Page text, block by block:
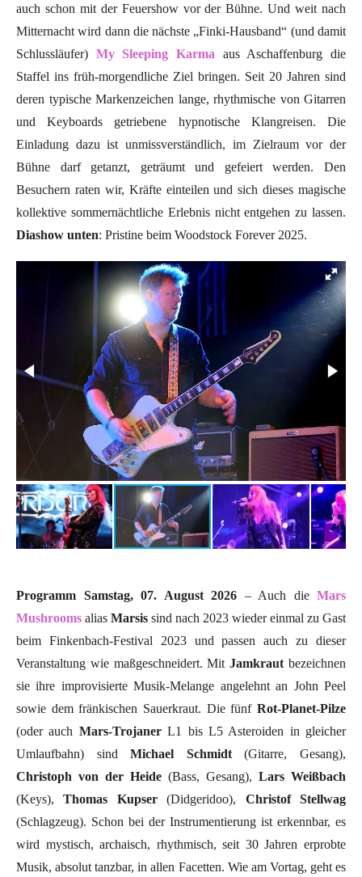
auch schon mit der Feuershow vor der Bühne. Und weit nach
Mitternacht wird dann die nächste „Finki-Hausband“ (und damit
Schlussläufer) My Sleeping Karma aus Aschaffenburg die
Staffel ins früh-morgendliche Ziel bringen. Seit 20 Jahren sind
deren typische Markenzeichen lange, rhythmische von Gitarren
und Keyboards getriebene hypnotische Klangreisen. Die
Einladung dazu ist unmissverständlich, im Zielraum vor der
Bühne darf getanzt, geträumt und gefeiert werden. Den
Besuchern raten wir, Kräfte einteilen und sich dieses magische
kollektive sommernächtliche Erlebnis nicht entgehen zu lassen.
Diashow unten: Pristine beim Woodstock Forever 2025.
Programm Samstag, 07. August 2026 – Auch die Mars
Mushrooms alias Marsis sind nach 2023 wieder einmal zu Gast
beim Finkenbach-Festival 2023 und passen auch zu dieser
Veranstaltung wie maßgeschneidert. MitJamkraut bezeichnen
sie ihre improvisierte Musik-Melange angelehnt an John Peel
sowie dem fränkischen Sauerkraut. Die fünf Rot-Planet-Pilze
(oder auch Mars-TrojanerL1 bis L5 Asteroiden in gleicher
Umlaufbahn) sindMichael Schmidt(Gitarre, Gesang),
Christoph von der Heide (Bass, Gesang), Lars Weißbach
(Keys),Thomas Kupser(Didgeridoo), Christof Stellwag
(Schlagzeug). Schon bei der Instrumentierung ist erkennbar, es
wird mystisch, archaisch, rhythmisch, seit 30 Jahren erprobte
Musik, absolut tanzbar, in allen Facetten. Wie am Vortag, geht es